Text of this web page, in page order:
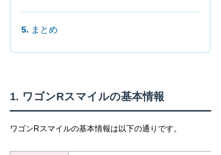
まとめ
ワゴンRスマイルの基本情報
ワゴンRスマイルの基本情報は以下の通りです。